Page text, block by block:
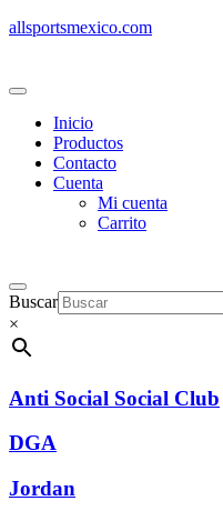
allsportsmexico.com
Inicio
Productos
Contacto
Cuenta
Mi cuenta
Carrito
Buscar
×
Anti Social Social Club
DGA
Jordan